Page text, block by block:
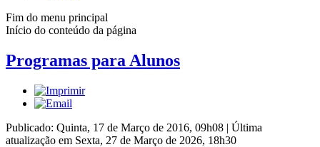
Fim do menu principal
Início do conteúdo da página
Programas para Alunos
Publicado: Quinta, 17 de Março de 2016, 09h08 | Última
atualização em Sexta, 27 de Março de 2026, 18h30